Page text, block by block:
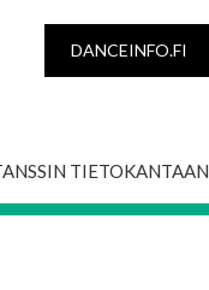
DANCEINFO.FI
TIETOKANTAAN